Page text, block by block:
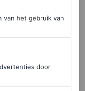
van het gebruik van
door